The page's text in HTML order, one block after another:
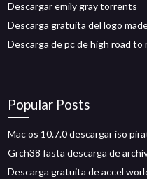
Descargar emily gray torrents
Descarga gratuita del logo
Descarga de pc de high road to
Popular Posts
Mac os 10.7.0 descargar iso
Grch38 fasta descarga de
Descarga gratuita de accel